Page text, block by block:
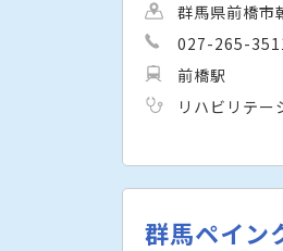
群馬県前橋
027-265-
前橋駅
リハビリテー
群馬ペイン